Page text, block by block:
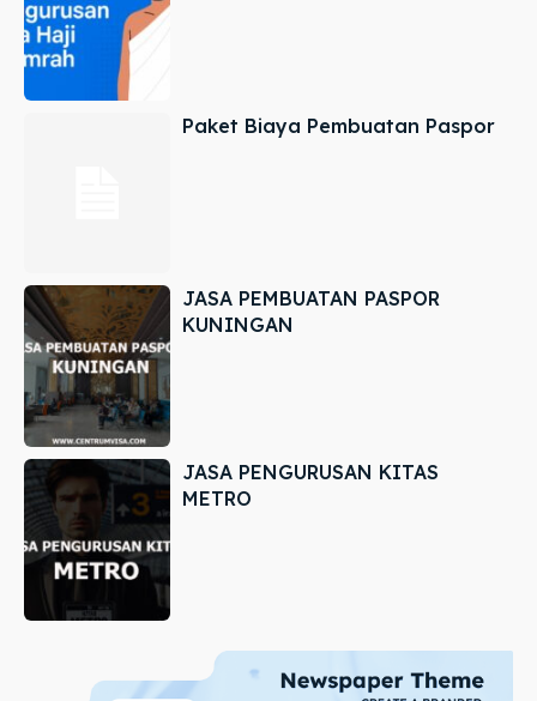
Paket Biaya Pembuatan Paspor
JASA PEMBUATAN PASPOR
KUNINGAN
JASA PENGURUSAN KITAS
METRO